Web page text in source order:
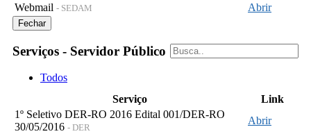
Webmail - SEDAM Abrir
Fechar
Serviços - Servidor Público
Todos
Serviço
Link
1º Seletivo DER-RO 2016 Edital 001/DER-RO
30/05/2016 - DER
Abrir